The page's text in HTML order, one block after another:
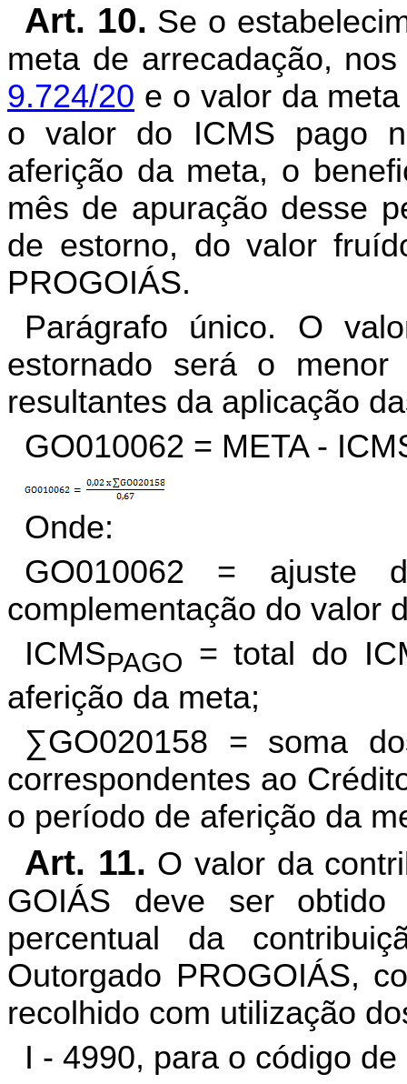
Art. 10. Se o
meta de arrecadação,
9.724/20 e o valor da
o valor do ICMS pago
aferição da meta, o
mês de apuração desse
de estorno, do valor
PROGOIÁS.
Parágrafo único. O
estornado será o
resultantes da aplicação
GO010062 = META -
Onde:
GO010062 = ajuste
complementação do valor
ICMSPAGO
= total do
aferição da meta;
∑GO020158 = soma
correspondentes ao
o período de aferição da
Art. 11. O valor da
GOIÁS deve ser
percentual da
Outorgado PROGOIÁS,
recolhido com utilização
I - 4990, para o código